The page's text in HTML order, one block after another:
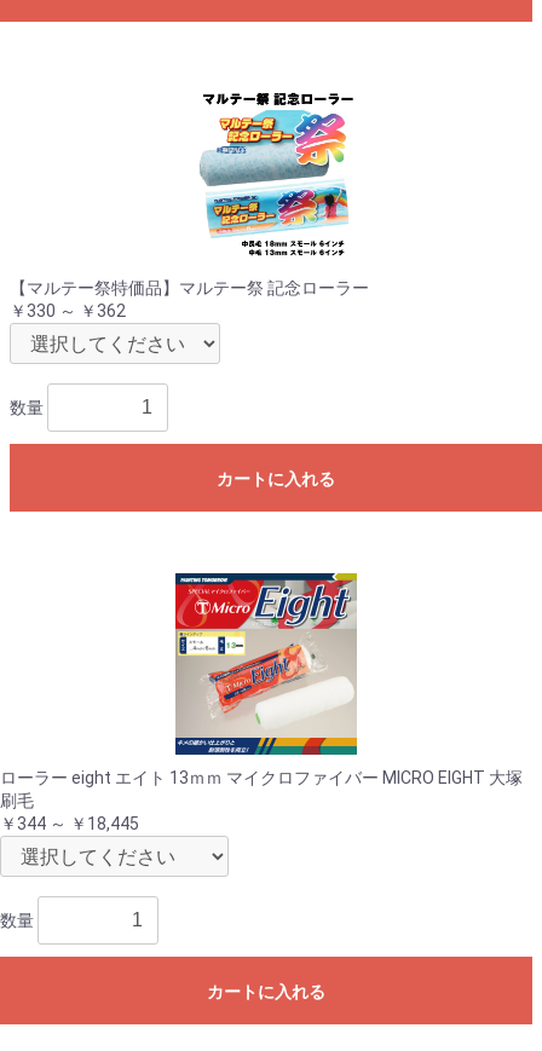
【マルテー祭特価品】マルテー祭 記念ローラー
￥330 ～ ￥362
数量
カートに入れる
ローラー eight エイト 13ｍｍ マイクロファイバー MICRO EIGHT 大塚
刷毛
￥344 ～ ￥18,445
数量
カートに入れる